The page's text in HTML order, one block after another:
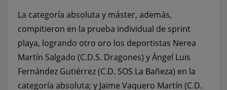
La categoría absoluta y máster, además,
compitieron en la prueba individual de sprint
playa, logrando otro oro los deportistas Nerea
Martín Salgado (C.D.S. Dragones) y Ángel Luis
Fernández Gutiérrez (C.D. SOS La Bañeza) en la
categoría absoluta; y Jaime Vaquero Martín (C.D.